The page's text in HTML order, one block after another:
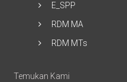
E_SPP
RDM MA
RDM MTs
Temukan Kami